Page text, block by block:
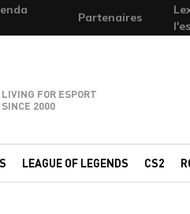
Partenaires
LIVING FOR ESPORT
SINCE 2000
LEAGUE OF LEGENDS CS2